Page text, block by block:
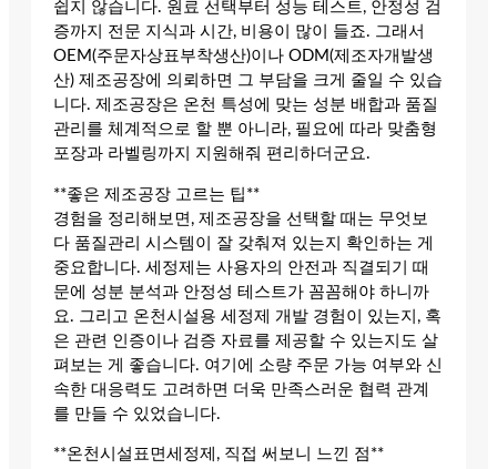
쉽지 않습니다. 원료 선택부터 성능 테스트, 안정성 검
증까지 전문 지식과 시간, 비용이 많이 들죠. 그래서
OEM(주문자상표부착생산)이나 ODM(제조자개발생
산) 제조공장에 의뢰하면 그 부담을 크게 줄일 수 있습
니다. 제조공장은 온천 특성에 맞는 성분 배합과 품질
관리를 체계적으로 할 뿐 아니라, 필요에 따라 맞춤형
포장과 라벨링까지 지원해줘 편리하더군요.
**좋은 제조공장 고르는 팁**
경험을 정리해보면, 제조공장을 선택할 때는 무엇보
다 품질관리 시스템이 잘 갖춰져 있는지 확인하는 게
중요합니다. 세정제는 사용자의 안전과 직결되기 때
문에 성분 분석과 안정성 테스트가 꼼꼼해야 하니까
요. 그리고 온천시설용 세정제 개발 경험이 있는지, 혹
은 관련 인증이나 검증 자료를 제공할 수 있는지도 살
펴보는 게 좋습니다. 여기에 소량 주문 가능 여부와 신
속한 대응력도 고려하면 더욱 만족스러운 협력 관계
를 만들 수 있었습니다.
**온천시설표면세정제, 직접 써보니 느낀 점**